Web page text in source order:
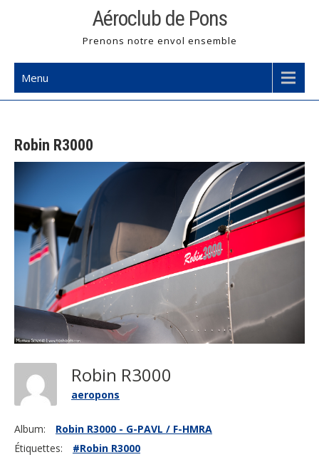
Aéroclub de Pons
Prenons notre envol ensemble
Menu
Robin R3000
Robin R3000
aeropons
Album:
Robin R3000 - G-PAVL / F-HMRA
Étiquettes:
#Robin R3000